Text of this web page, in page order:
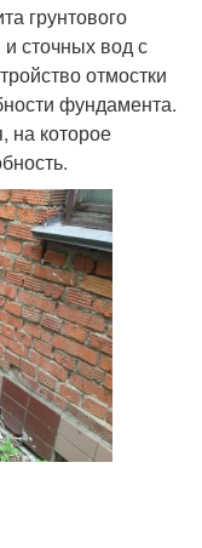
грунтового
сточных вод с
отмостки
фундамента.
на которое